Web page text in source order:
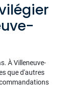
À Villeneuve-
que d'autres